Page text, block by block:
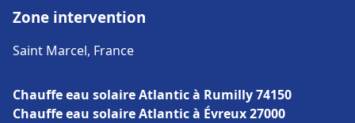
Zone intervention
Saint Marcel, France
Chauffe eau solaire Atlantic à Rumilly 74150
Chauffe eau solaire Atlantic à Évreux 27000